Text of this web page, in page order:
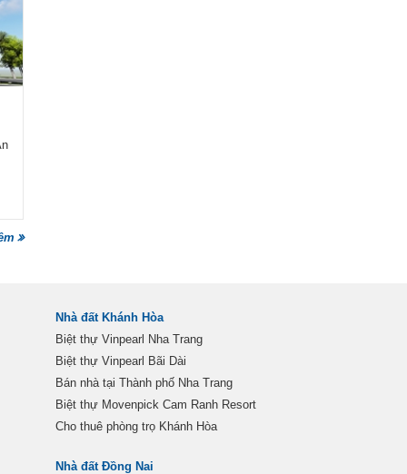
Nhà đất Khánh Hòa
Biệt thự Vinpearl Nha Trang
Biệt thự Vinpearl Bãi Dài
Bán nhà tại Thành phố Nha Trang
Biệt thự Movenpick Cam Ranh Resort
Cho thuê phòng trọ Khánh Hòa
Nhà đất Đồng Nai